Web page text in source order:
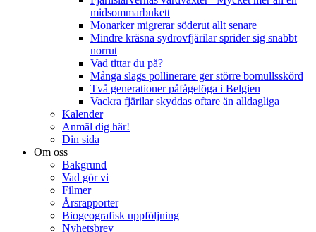
midsommarbukett
Monarker migrerar söderut allt senare
Mindre kräsna sydrovfjärilar sprider sig snabbt
norrut
Vad tittar du på?
Många slags pollinerare ger större bomullsskörd
Två generationer påfågelöga i Belgien
Vackra fjärilar skyddas oftare än alldagliga
Kalender
Anmäl dig här!
Din sida
Om oss
Bakgrund
Vad gör vi
Filmer
Årsrapporter
Biogeografisk uppföljning
Nyhetsbrev